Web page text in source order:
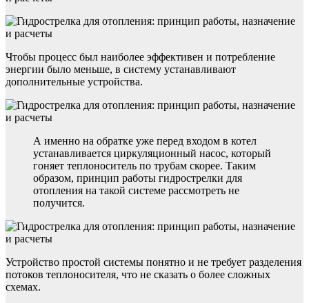
Чтобы процесс был наиболее эффективен и потребление
энергии было меньше, в систему устанавливают
дополнительные устройства.
А именно на обратке уже перед входом в котел
устанавливается циркуляционный насос, который
гоняет теплоноситель по трубам скорее. Таким
образом, принцип работы гидрострелки для
отопления на такой системе рассмотреть не
получится.
Устройство простой системы понятно и не требует разделения
потоков теплоносителя, что не сказать о более сложных
схемах.